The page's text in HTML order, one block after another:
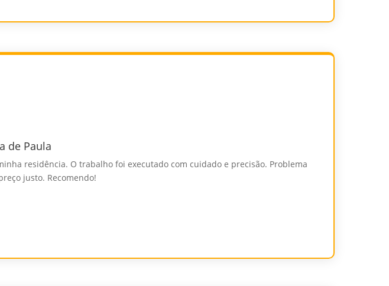
de Paula
residência. O trabalho foi executado com cuidado e precisão. Problema
justo. Recomendo!